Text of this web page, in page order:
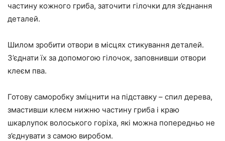
частину кожного гриба, заточити гілочки для з’єднання
деталей.
Шилом зробити отвори в місцях стикування деталей.
З’єднати їх за допомогою гілочок, заповнивши отвори
клеєм пва.
Готову саморобку зміцнити на підставку – спил дерева,
змастивши клеєм нижню частину гриба і краю
шкарлупок волоського горіха, які можна попередньо не
з’єднувати з самою виробом.